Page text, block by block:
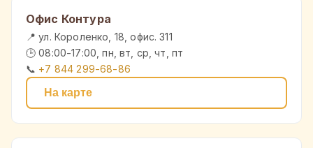
Офис Контура
📍 ул. Короленко, 18, офис. 311
🕒 08:00-17:00, пн, вт, ср, чт, пт
📞 +7 844 299-68-86
На карте